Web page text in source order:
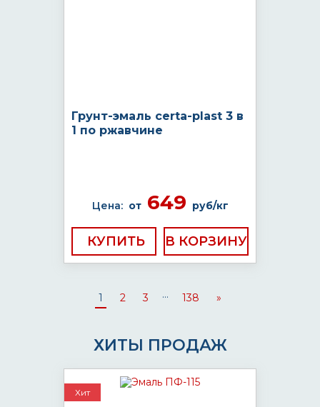
Грунт-эмаль certa-plast 3 в
1 по ржавчине
Цена: от649 руб/кг
КУПИТЬ
1 2 3 ... 138 »
ХИТЫ ПРОДАЖ
Хит